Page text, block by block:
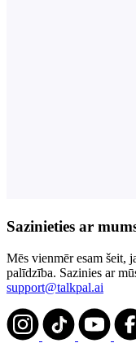
Sazinieties ar
Mēs vienmēr esam šeit,
palīdzība. Sazinies ar
support@talkpal.ai